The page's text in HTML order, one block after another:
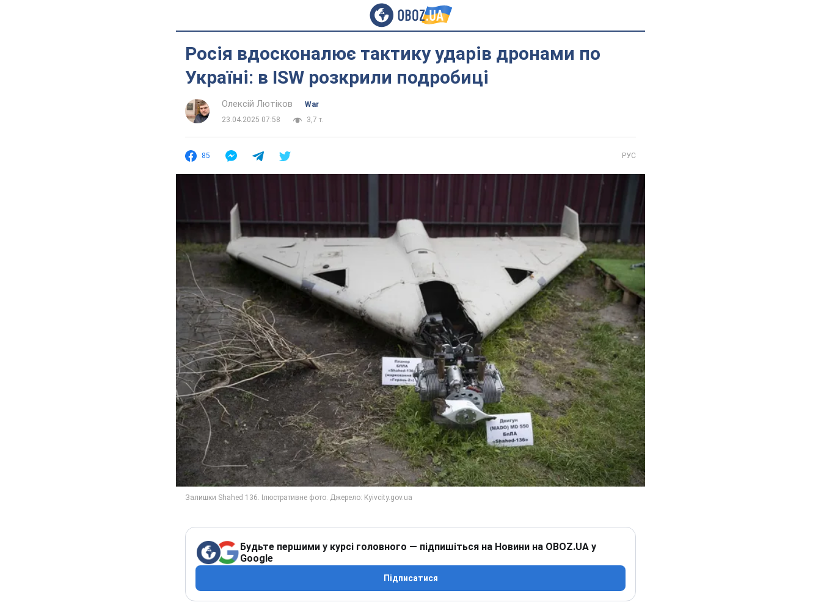
Росія вдосконалює тактику ударів дронами по
Україні: в ISW розкрили подробиці
Олексій Лютіков
War
23.04.2025 07:58
3,7 т.
85 РУС
Будьте першими у курсі головного — підпишіться на Новини на OBOZ.UA у
Google
Підписатися